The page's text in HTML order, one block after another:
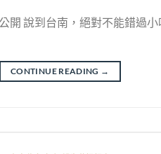
開 說到台南，絕對不能錯過
CONTINUE READING →